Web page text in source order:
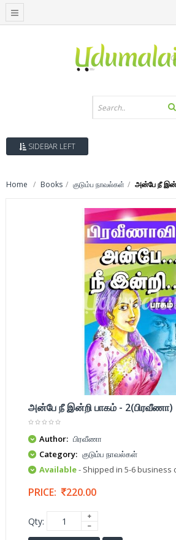
SIDEBAR LEFT
Home Books குடும்ப நாவல்கள் அன்பே நீ
அன்பே நீ இன்றி பாகம் - 2(பிரவீணா)
Author: பிரவீணா
Category: குடும்ப நாவல்கள்
Available- Shipped in 5-6 business
PRICE: 220.00
Qty: